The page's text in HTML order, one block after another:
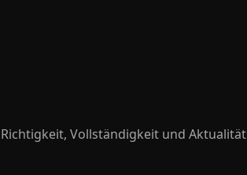
Vollständigkeit und Aktualität